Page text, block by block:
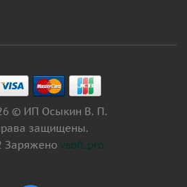
© ИП Осыкин В. П.
защищены.
Заряжено vsoft.pro